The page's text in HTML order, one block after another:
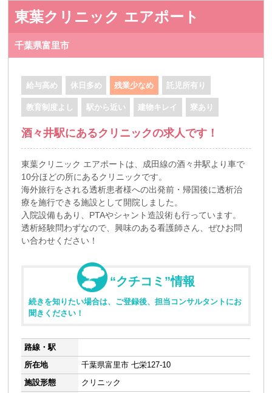
東葉クリニック エアポート
千葉県富里市
給与高め 休日多め 残業少なめ 託児所有り
教育制度よし 駅から近い 建物キレイ 寮あり
酒々井駅にあるクリニックの求人です！
東葉クリニック エアポートは、成田線の酒々井駅より車で
10分ほどの所にあるクリニックです。
海外旅行をされる透析患者様への出発前・帰国後に透析治
療を施行できる施設として開院しました。
入院設備もあり、PTAやシャント造設術も行っています。
透析経験問わずなので、興味のある看護師さん、ぜひお問
い合わせください！
“クチコミ”情報
続きを知りたい場合は、ご登録後、担当コンサルタントにお
聞きください！
路線・駅
所在地
千葉県富里市 七栄127-10
施設形態
クリニック